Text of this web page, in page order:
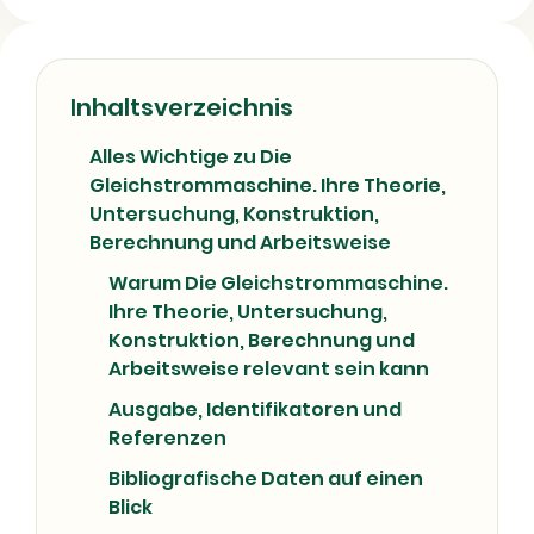
Inhaltsverzeichnis
Alles Wichtige zu Die
Gleichstrommaschine. Ihre Theorie,
Untersuchung, Konstruktion,
Berechnung und Arbeitsweise
Warum Die Gleichstrommaschine.
Ihre Theorie, Untersuchung,
Konstruktion, Berechnung und
Arbeitsweise relevant sein kann
Ausgabe, Identifikatoren und
Referenzen
Bibliografische Daten auf einen
Blick